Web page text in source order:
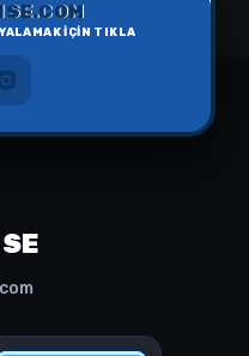
İÇİN TIKLA